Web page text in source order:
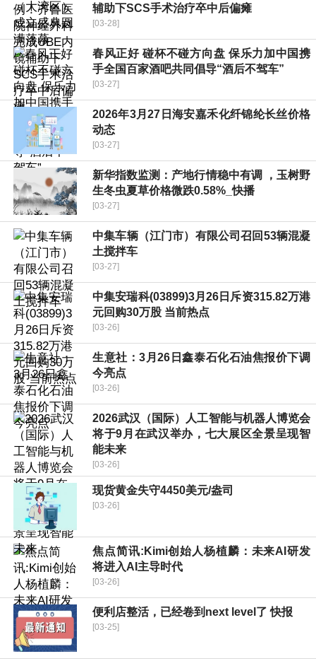
辅助下SCS手术治疗卒中后偏瘫
[03-28]
春风正好 碰杯不碰方向盘 保乐力加中国携
手全国百家酒吧共同倡导“酒后不驾车”
[03-27]
2026年3月27日海安嘉禾化纤锦纶长丝价格
动态
[03-27]
新华指数监测：产地行情稳中有调 ，玉树野
生冬虫夏草价格微跌0.58%_快播
[03-27]
中集车辆（江门市）有限公司召回53辆混凝
土搅拌车
[03-27]
中集安瑞科(03899)3月26日斥资315.82万港
元回购30万股 当前热点
[03-26]
生意社：3月26日鑫泰石化石油焦报价下调
今亮点
[03-26]
2026武汉（国际）人工智能与机器人博览会
将于9月在武汉举办，七大展区全景呈现智
能未来
[03-26]
现货黄金失守4450美元/盎司
[03-26]
焦点简讯:Kimi创始人杨植麟：未来AI研发
将进入AI主导时代
[03-26]
便利店整活，已经卷到next level了 快报
[03-25]